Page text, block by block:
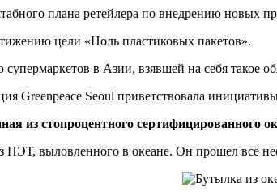
плана ретейлера по внедрению новых
цели «Ноль пластиковых пакетов».
в Азии, взявшей на себя такое
Greenpeace Seoul приветствовала
из стопроцентного сертифицированного
ПЭТ, выловленного в океане. Он прошел все